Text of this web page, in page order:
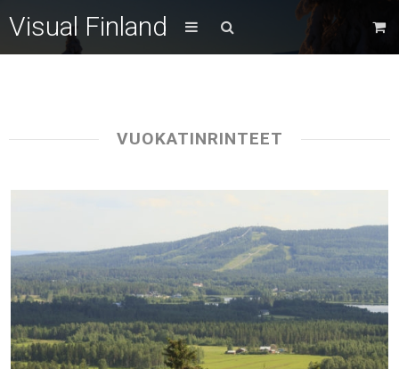
Visual Finland
VUOKATINRINTEET